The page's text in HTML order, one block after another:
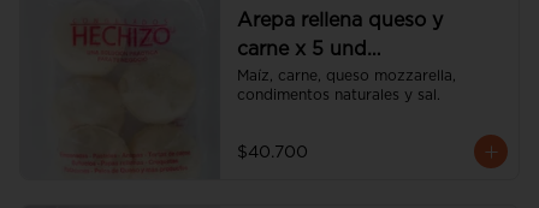
Arepa rellena queso y
carne x 5 und
(Congeladas)
Maíz, carne, queso mozzarella,
condimentos naturales y sal.
$40.700